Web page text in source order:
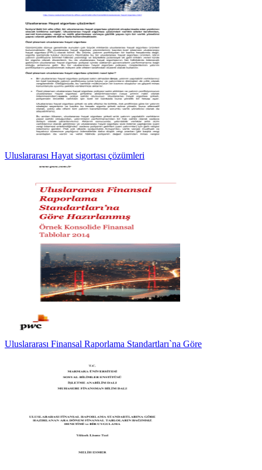
Uluslararası Hayat sigortası çözümleri
Uluslararası Finansal Raporlama Standartları`na Göre